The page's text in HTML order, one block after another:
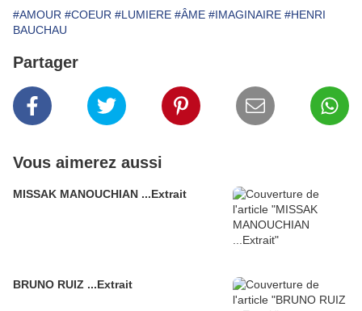
#AMOUR #COEUR #LUMIERE #ÂME #IMAGINAIRE #HENRI
BAUCHAU
Partager
Vous aimerez aussi
MISSAK MANOUCHIAN ...Extrait
BRUNO RUIZ ...Extrait